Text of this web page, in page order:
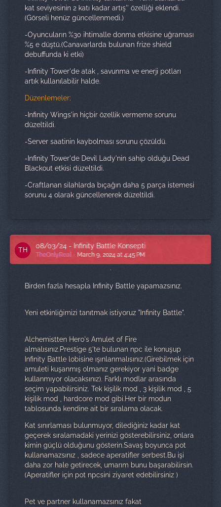
kat seviyesinin 2 katı kadar artış'' özelliği eklendi.
(Görseli henüz güncellenmedi.)
-Oyuncuların %30 ihtimalle donma etkisine uğraması
%5 e düştü.(Canavarlarda bulunan frize shield
debuffunda ki etki)
-Infinity Tower'de atak , savunma ve enerji potları
artık kullanılabilir halde.
Düzenlemeler;
-Infinity Wings'in hiçbir özellik vermeme sorunu
düzeltildi.
-Server saatinin kaybolması sorunu çözüldü.
-Infinity Tower'de Devil Lady'nin sahip olduğu Dead
Blackout etkisi düzeltildi.
-Craftlanan silahlarda bıçağın daha 5 parça istemesi
sorunu 4 olarak güncellenerek düzeltildi.
08/03/24 - Infinity Battle Konsepti
TheOnlyReal March 9, 2024 at 4:45 PM
Birden fazla hesapla Infinity Battle yapamazsınız.
Yeni etkinliğimizi tanıtmak istiyoruz "Infinity Battle".
Alchemistten Hero's Amulet of Fire
almalısınız.Prestige 5'te bulunan npc ile konuşup
Infinity Battle lobisine ışınlanmalısınız.(Girebilmek için
amuleti kuşanmış olmanız gerekiyor yani badge
kullanmıyor olacaksınız). Farklı modlar arasında
seçim yapabilirsiniz. Tek kişilik mod , 3 kişilik mod , 5
kişilik mod , hardcore mod gibi.Her bir modun
tablosunda kendine ait bir sıralama olacak.
Kat sınırlaması bulunmuyor, dilediğiniz kadar kat
geçerek sıralamadaki yerinizi gösterebilirsiniz, onlara
kimin güçlü olduğunu gösterin.Savaş boyunca pot
kullanamazsınız , sadece aperatifler serbest.Bu işi
daha zor hale getirecek, umarım bunu başarabilirsin.
(Aperatifler için pot npcsini ziyaret edebilirsiniz )
Pet ve partner kullanamazsınız fakat